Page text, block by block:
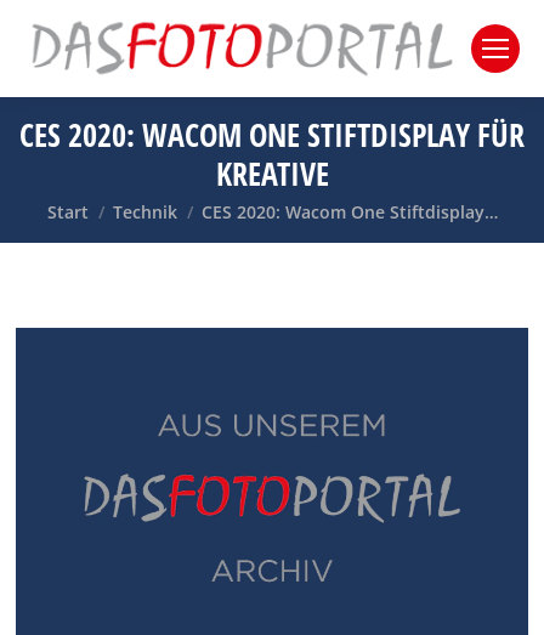
CES 2020: WACOM ONE STIFTDISPLAY FÜR
KREATIVE
Sie befinden sich hier:
Start Technik CES 2020: Wacom One Stiftdisplay…